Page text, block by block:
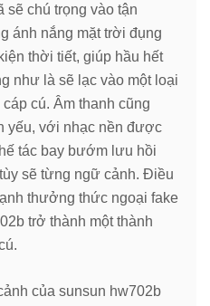
sẽ chú trọng vào tận
ánh nắng mặt trời đụng
thời tiết, giúp hầu hết
như là sẽ lạc vào một loại
cú. Âm thanh cũng
yếu, với nhạc nền được
tác bay bướm lưu hồi
sẽ từng ngữ cảnh. Điều
thưởng thức ngoại fake
trở thành một thành
của sunsun hw702b